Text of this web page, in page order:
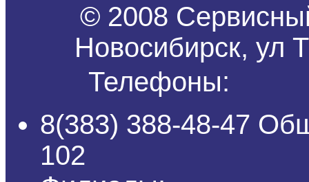
© 2008
Новосибирск, ул
Телефоны:
8(383) 388-48-47
102